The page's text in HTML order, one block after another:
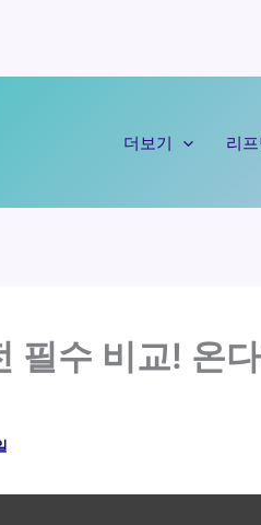
더보기 리
필수 비교! 온